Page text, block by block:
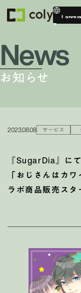
News
お知らせ
2023.08.08 サービス
『SugarDia』に
「おじさんはカ
ラボ商品販売スタ